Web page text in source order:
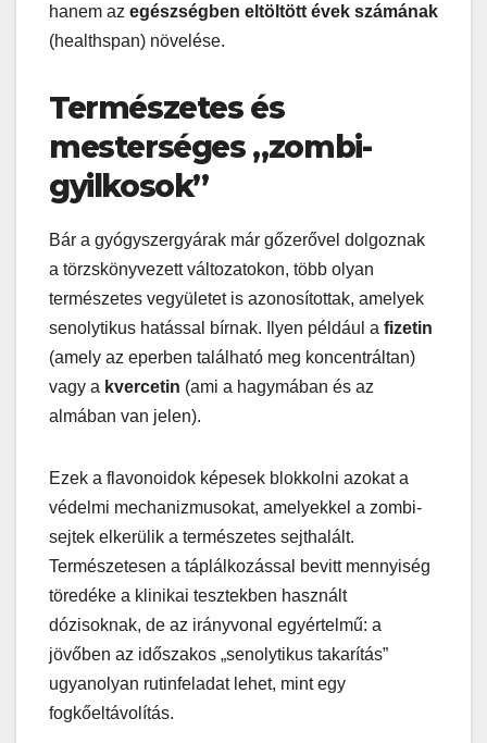
hanem az egészségben eltöltött évek számának
(healthspan) növelése.
Természetes és
mesterséges „zombi-
gyilkosok”
Bár a gyógyszergyárak már gőzerővel dolgoznak
a törzskönyvezett változatokon, több olyan
természetes vegyületet is azonosítottak, amelyek
senolytikus hatással bírnak. Ilyen például a fizetin
(amely az eperben található meg koncentráltan)
vagy a kvercetin (ami a hagymában és az
almában van jelen).
Ezek a flavonoidok képesek blokkolni azokat a
védelmi mechanizmusokat, amelyekkel a zombi-
sejtek elkerülik a természetes sejthalált.
Természetesen a táplálkozással bevitt mennyiség
töredéke a klinikai tesztekben használt
dózisoknak, de az irányvonal egyértelmű: a
jövőben az időszakos „senolytikus takarítás”
ugyanolyan rutinfeladat lehet, mint egy
fogkőeltávolítás.